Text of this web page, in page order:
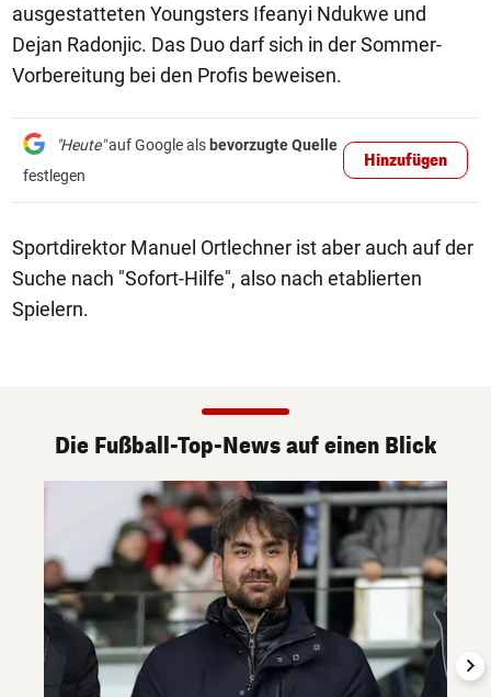
ausgestatteten Youngsters Ifeanyi Ndukwe und
Dejan Radonjic. Das Duo darf sich in der Sommer-
Vorbereitung bei den Profis beweisen.
"Heute"auf Google als bevorzugte Quelle
festlegen
Hinzufügen
Sportdirektor Manuel Ortlechner ist aber auch auf der
Suche nach "Sofort-Hilfe", also nach etablierten
Spielern.
Die Fußball-Top-News auf einen Blick